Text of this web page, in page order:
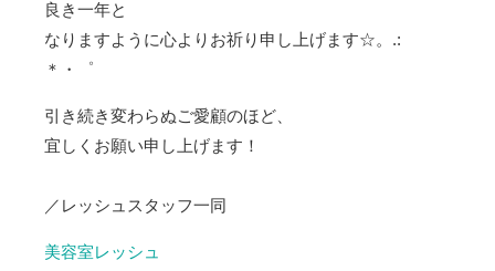
良き一年と
なりますように心よりお祈り申し上げます☆。.:
＊・゜
引き続き変わらぬご愛顧のほど、
宜しくお願い申し上げます！
／レッシュスタッフ一同
美容室レッシュ